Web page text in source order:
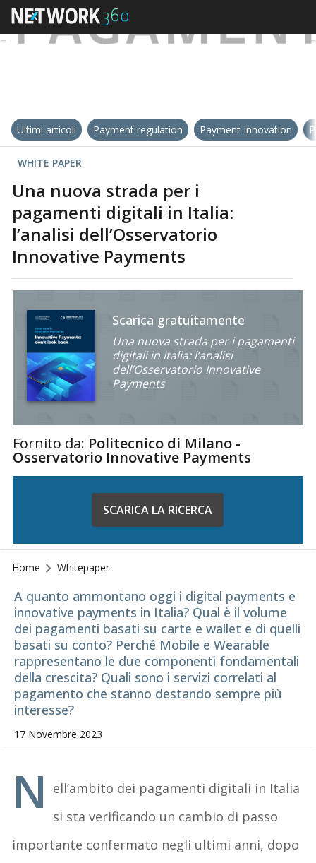
Ultimi articoli Payment regulation Payment Innovation
WHITE PAPER
Una nuova strada per i
pagamenti digitali in Italia:
l’analisi dell’Osservatorio
Innovative Payments
Scarica gratuitamente
Una nuova strada per i pagamenti
digitali in Italia: l’analisi
dell’Osservatorio Innovative
Payments
Fornito da: Politecnico di Milano -
Osservatorio Innovative Payments
SCARICA LA RICERCA
Home Whitepaper
A quanto ammontano oggi i digital payments e
innovative payments in Italia? Qual è il volume
dei pagamenti basati su carte e wallet e di quelli
basati su conto? Perché Mobile e Wearable
rappresentano le due componenti fondamentali
della crescita? Quali sono i servizi correlati al
pagamento che stanno destando sempre più
interesse?
17 Novembre 2023
N
ell’ambito dei pagamenti digitali in Italia
si sta verificando un cambio di passo
importante confermato negli ultimi anni, dopo